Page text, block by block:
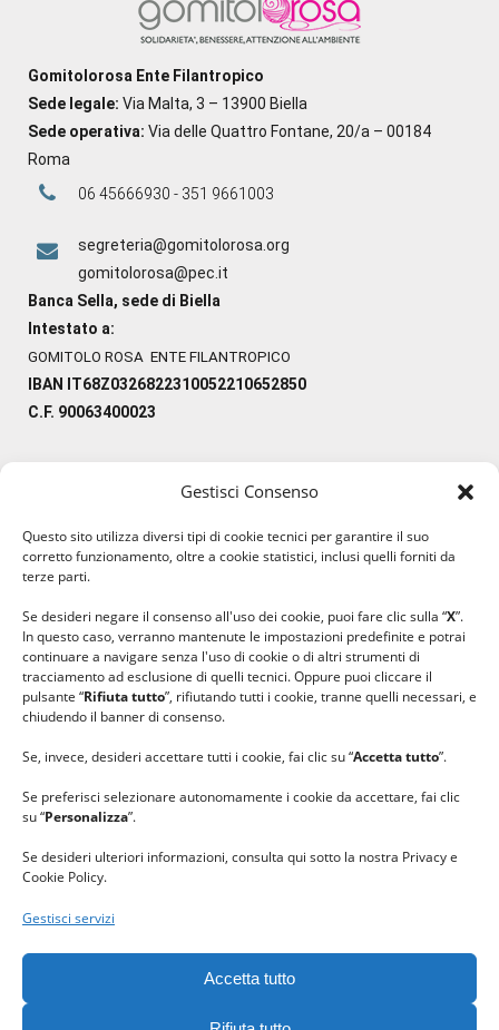
Gestisci Consenso
Questo sito utilizza diversi tipi di cookie tecnici per garantire il suo
corretto funzionamento, oltre a cookie statistici, inclusi quelli forniti da
terze parti.
Se desideri negare il consenso all'uso dei cookie, puoi fare clic sulla “X”.
In questo caso, verranno mantenute le impostazioni predefinite e potrai
continuare a navigare senza l'uso di cookie o di altri strumenti di
tracciamento ad esclusione di quelli tecnici. Oppure puoi cliccare il
pulsante “Rifiuta tutto”, rifiutando tutti i cookie, tranne quelli necessari, e
chiudendo il banner di consenso.
Se, invece, desideri accettare tutti i cookie, fai clic su “Accetta tutto”.
Se preferisci selezionare autonomamente i cookie da accettare, fai clic
su “Personalizza”.
Se desideri ulteriori informazioni, consulta qui sotto la nostra Privacy e
Cookie Policy.
Gestisci servizi
Accetta tutto
Gomitolorosa Ente Filantropico
Sede legale: Via Malta, 3 – 13900 Biella
Sede operativa: Via delle Quattro Fontane, 20/a – 00184
Roma
06 45666930 - 351 9661003
segreteria@gomitolorosa.org
gomitolorosa@pec.it
Banca Sella, sede di Biella
Intestato a:
GOMITOLO ROSA ENTE FILANTROPICO
IBAN IT68Z0326822310052210652850
C.F. 90063400023
#lanaterapia
#ilcaloredellempatia